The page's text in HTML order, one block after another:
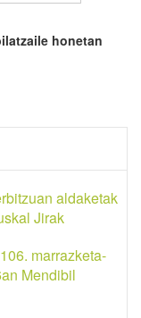
honetan
aldaketak
Jirak
marrazketa-
Mendibil